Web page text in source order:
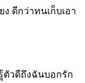
ง ดีกว่าทนเก็บเอา
ตัวดีถึงฉันบอกรัก